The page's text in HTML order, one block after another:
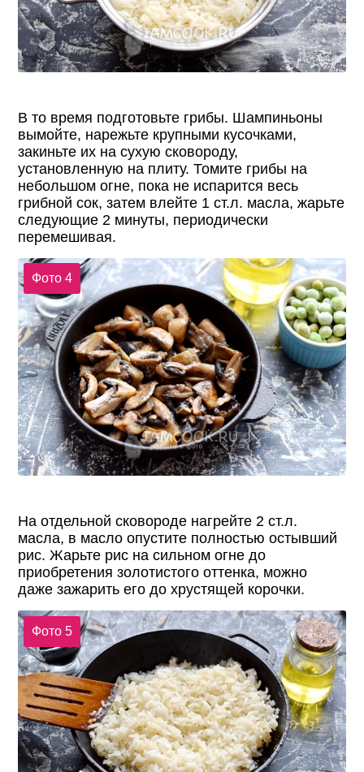
В то время подготовьте грибы. Шампиньоны
вымойте, нарежьте крупными кусочками,
закиньте их на сухую сковороду,
установленную на плиту. Томите грибы на
небольшом огне, пока не испарится весь
грибной сок, затем влейте 1 ст.л. масла, жарьте
следующие 2 минуты, периодически
перемешивая.
Фото 4
На отдельной сковороде нагрейте 2 ст.л.
масла, в масло опустите полностью остывший
рис. Жарьте рис на сильном огне до
приобретения золотистого оттенка, можно
даже зажарить его до хрустящей корочки.
Фото 5